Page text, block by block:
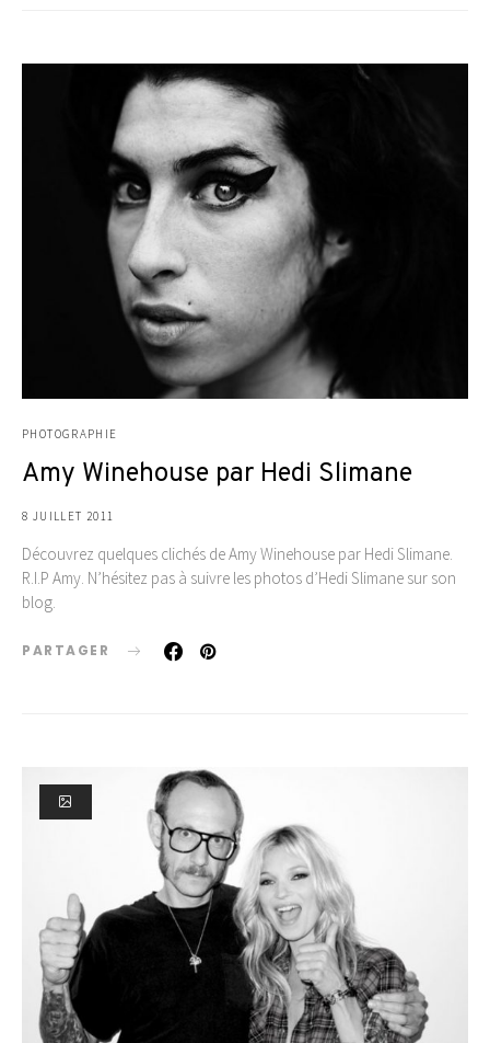
PHOTOGRAPHIE
Amy Winehouse par Hedi Slimane
8 JUILLET 2011
Découvrez quelques clichés de Amy Winehouse par Hedi Slimane.
R.I.P Amy. N’hésitez pas à suivre les photos d’Hedi Slimane sur son
blog.
PARTAGER